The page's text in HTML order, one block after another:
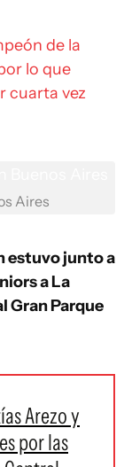
de la
lo que
cuarta vez
Aires
estuvo junto a
a La
Gran Parque
Arezo y
por las